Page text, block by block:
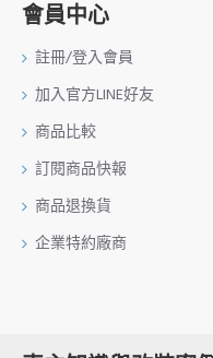
會員中心
註冊/登入會員
加入官方LINE好友
商品比較
訂閱商品快報
商品退換貨
企業特約廠商